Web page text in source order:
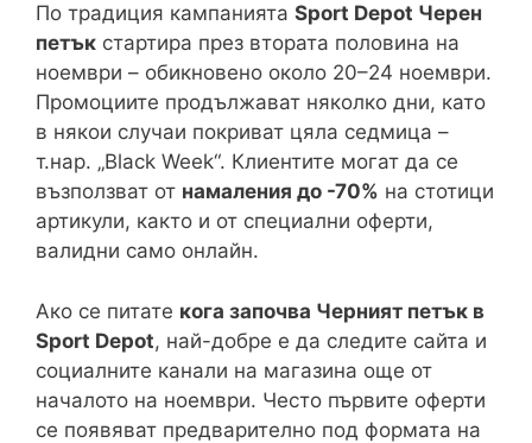
По традиция кампанията Sport Depot Черен
петък стартира през втората половина на
ноември – обикновено около 20–24 ноември.
Промоциите продължават няколко дни, като
в някои случаи покриват цяла седмица –
т.нар. „Black Week“. Клиентите могат да се
възползват от намаления до -70% на стотици
артикули, както и от специални оферти,
валидни само онлайн.
Ако се питате кога започва Черният петък в
Sport Depot, най-добре е да следите сайта и
социалните канали на магазина още от
началото на ноември. Често първите оферти
се появяват предварително под формата на